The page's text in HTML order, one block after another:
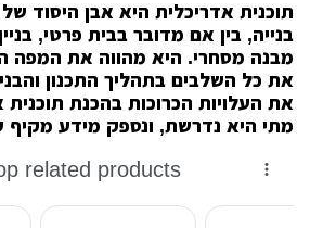
תוכנית אדריכלית היא אבן היסוד
בנייה, בין אם מדובר בבית פרטי,
מבנה מסחרי. היא מהווה את המפה
את כל השלבים בתהליך התכנון
את העלויות הכרוכות בהכנת תוכנית
מתי היא נדרשת, ונספק מידע מקיף